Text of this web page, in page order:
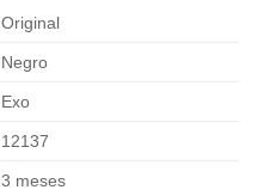
Original
Negro
Exo
12137
3 meses